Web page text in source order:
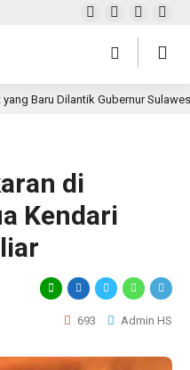
Baru Dilantik Gubernur
di
Kendari
693 Admin HS